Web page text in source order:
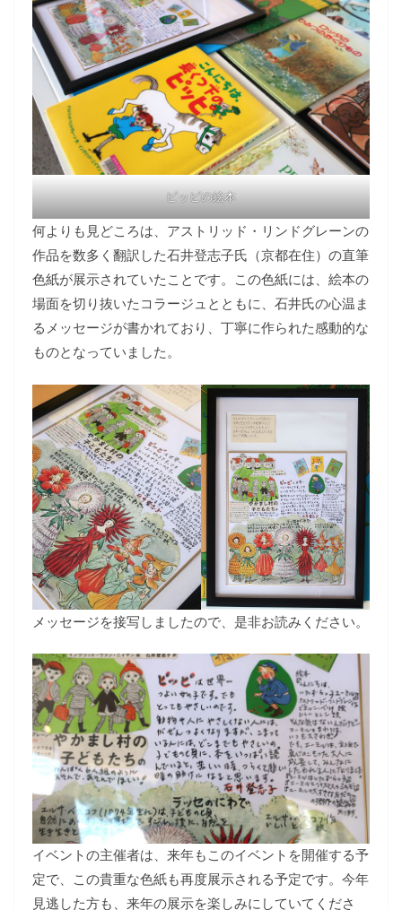
ピッピの絵本
何よりも見どころは、アストリッド・リンドグレーンの
作品を数多く翻訳した石井登志子氏（京都在住）の直筆
色紙が展示されていたことです。この色紙には、絵本の
場面を切り抜いたコラージュとともに、石井氏の心温ま
るメッセージが書かれており、丁寧に作られた感動的な
ものとなっていました。
メッセージを接写しましたので、是非お読みください。
イベントの主催者は、来年もこのイベントを開催する予
定で、この貴重な色紙も再度展示される予定です。今年
見逃した方も、来年の展示を楽しみにしていてくださ